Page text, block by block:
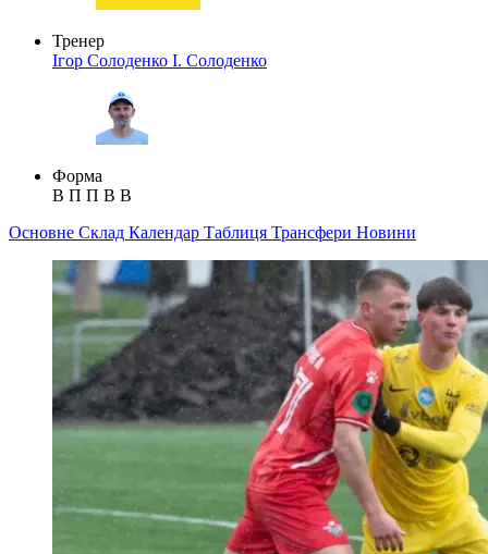
Тренер
Ігор Солоденко І. Солоденко
Форма
В П П В В
Основне Склад Календар Таблиця Трансфери Новини